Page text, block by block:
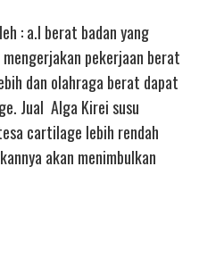
: a.l berat badan yang
pekerjaan berat
dan olahraga berat dapat
Jual Alga Kirei susu
cartilage lebih rendah
akan menimbulkan